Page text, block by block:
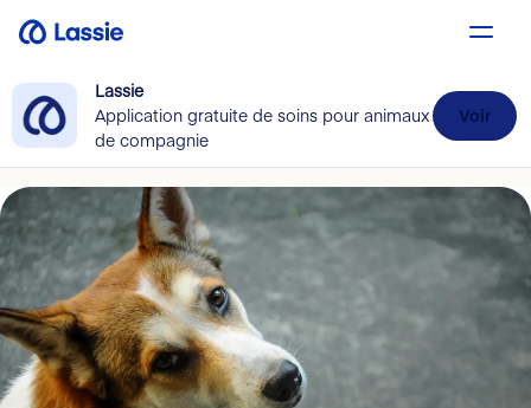
Lassie
Application gratuite de soins pour animaux
de compagnie
Voir